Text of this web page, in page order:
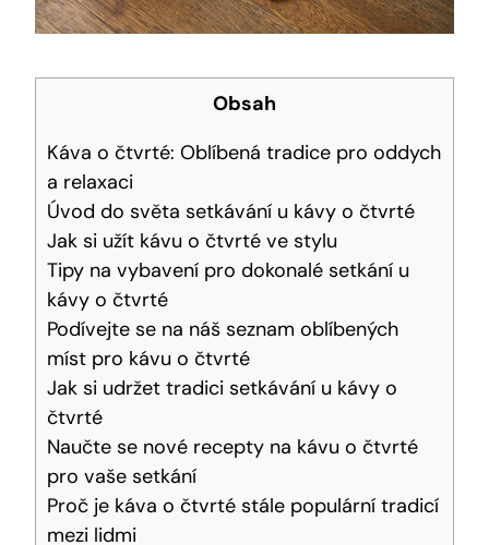
Obsah
Káva o čtvrté: Oblíbená tradice pro oddych
a relaxaci
Úvod do světa setkávání u kávy o čtvrté
Jak si užít kávu o čtvrté ve stylu
Tipy na vybavení pro dokonalé setkání u
kávy o čtvrté
Podívejte se na náš seznam oblíbených
míst pro kávu o čtvrté
Jak si udržet tradici setkávání u kávy o
čtvrté
Naučte se nové recepty na kávu o čtvrté
pro vaše setkání
Proč je káva o čtvrté stále populární tradicí
mezi lidmi